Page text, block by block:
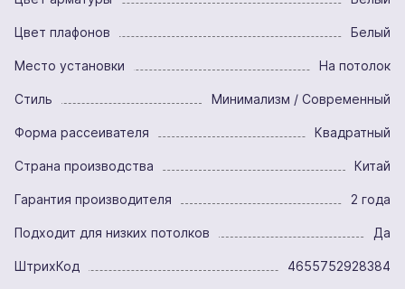
Цвет плафонов Белый
Место установки На потолок
Стиль Минимализм / Современный
Форма рассеивателя Квадратный
Страна производства Китай
Гарантия производителя 2 года
Подходит для низких потолков Да
ШтрихКод 4655752928384